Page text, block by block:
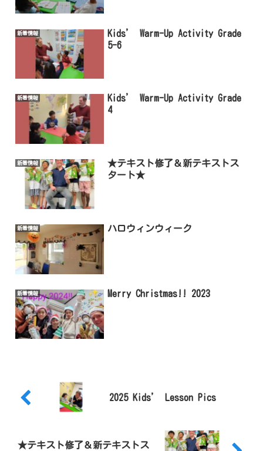
新着情報
Kids’ Warm-Up Activity Grade
5-6
新着情報
Kids’ Warm-Up Activity Grade
4
新着情報
★テキスト修了＆新テキストス
タート★
新着情報 ハロウィンウィーク
新着情報 Merry Christmas!! 2023
2025 Kids’ Lesson Pics
★テキスト修了＆新テキストス